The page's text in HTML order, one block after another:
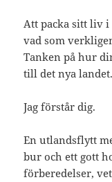
Att packa sitt liv i
vad som
Tanken på hur
till det nya landet.
Jag förstår dig.
En utlandsflytt
bur och ett gott
förberedelser,